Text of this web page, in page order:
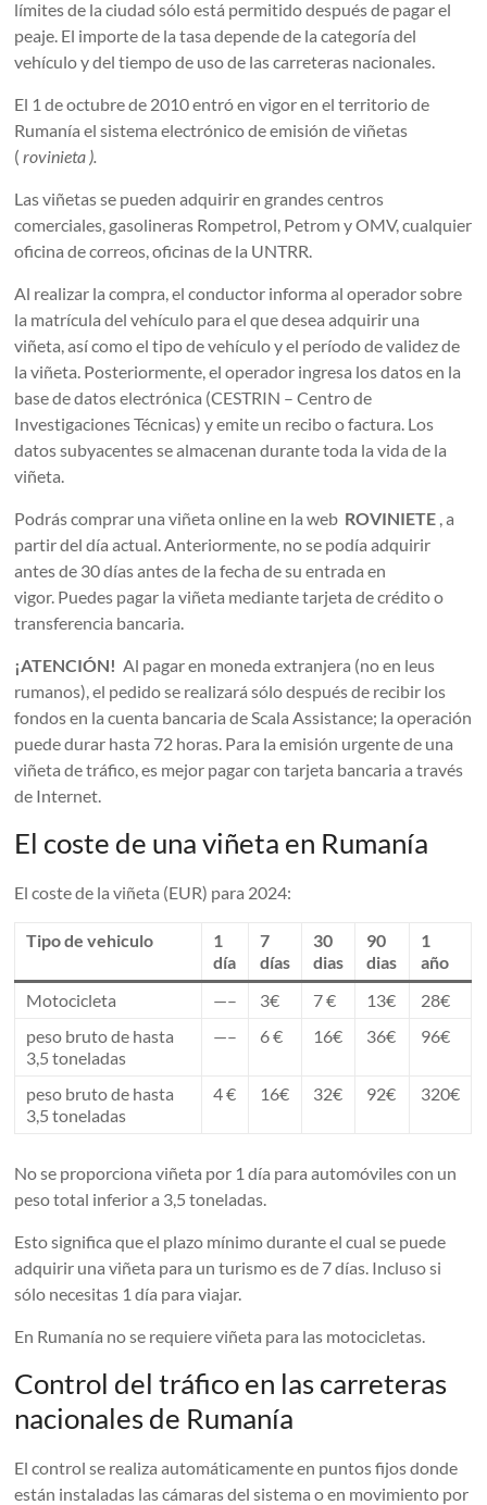
límites de la ciudad sólo está permitido después de pagar el
peaje. El importe de la tasa depende de la categoría del
vehículo y del tiempo de uso de las carreteras nacionales.
El 1 de octubre de 2010 entró en vigor en el territorio de
Rumanía el sistema electrónico de emisión de viñetas
(rovinieta ).
Las viñetas se pueden adquirir en grandes centros
comerciales, gasolineras Rompetrol, Petrom y OMV, cualquier
oficina de correos, oficinas de la UNTRR.
Al realizar la compra, el conductor informa al operador sobre
la matrícula del vehículo para el que desea adquirir una
viñeta, así como el tipo de vehículo y el período de validez de
la viñeta. Posteriormente, el operador ingresa los datos en la
base de datos electrónica (CESTRIN – Centro de
Investigaciones Técnicas) y emite un recibo o factura. Los
datos subyacentes se almacenan durante toda la vida de la
viñeta.
Podrás comprar una viñeta online en la web ROVINIETE , a
partir del día actual. Anteriormente, no se podía adquirir
antes de 30 días antes de la fecha de su entrada en
vigor. Puedes pagar la viñeta mediante tarjeta de crédito o
transferencia bancaria.
¡ATENCIÓN! Al pagar en moneda extranjera (no en leus
rumanos), el pedido se realizará sólo después de recibir los
fondos en la cuenta bancaria de Scala Assistance; la operación
puede durar hasta 72 horas. Para la emisión urgente de una
viñeta de tráfico, es mejor pagar con tarjeta bancaria a través
de Internet.
El coste de una viñeta en Rumanía
El coste de la viñeta (EUR) para 2024:
Tipo de vehiculo
1
día
7
días
30
dias
90
dias
1
año
Motocicleta
—– 3€ 7 € 13€
28€
peso bruto de hasta
3,5 toneladas
—– 6 € 16€ 36€ 96€
peso bruto de hasta
3,5 toneladas
4 € 16€ 32€ 92€ 320€
No se proporciona viñeta por 1 día para automóviles con un
peso total inferior a 3,5 toneladas.
Esto significa que el plazo mínimo durante el cual se puede
adquirir una viñeta para un turismo es de 7 días. Incluso si
sólo necesitas 1 día para viajar.
En Rumanía no se requiere viñeta para las motocicletas.
Control del tráfico en las carreteras
nacionales de Rumanía
El control se realiza automáticamente en puntos fijos donde
están instaladas las cámaras del sistema o en movimiento por